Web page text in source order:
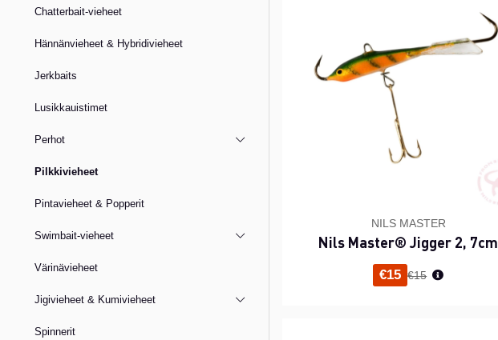
Chatterbait-vieheet
Hännänvieheet & Hybridivieheet
Jerkbaits
Lusikkauistimet
Perhot
Pilkkivieheet
Pintavieheet & Popperit
Swimbait-vieheet
Värinävieheet
Jigivieheet & Kumivieheet
Spinnerit
NILS MASTER
Nils Master® Jigger 2, 7cm
€15 Normaali hinta
€15